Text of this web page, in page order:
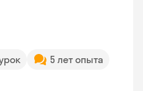
5 лет опыта